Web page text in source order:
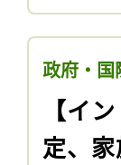
政府・国
【イ
定、